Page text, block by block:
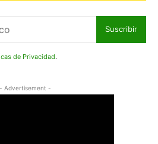
Suscribir
de Privacidad.
- Advertisement -